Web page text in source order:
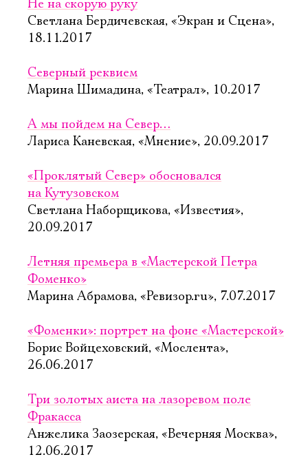
Не на скорую руку
Светлана Бердичевская, «Экран и Сцена»,
18.11.2017
Северный реквием
Марина Шимадина, «Театрал», 10.2017
А мы пойдем на Север…
Лариса Каневская, «Мнение», 20.09.2017
«Проклятый Север» обосновался
на Кутузовском
Светлана Наборщикова, «Известия»,
20.09.2017
Летняя премьера в «Мастерской Петра
Фоменко»
Марина Абрамова, «Ревизор.ru», 7.07.2017
«Фоменки»: портрет на фоне «Мастерской»
Борис Войцеховский, «Мослента»,
26.06.2017
Три золотых аиста на лазоревом поле
Фракасса
Анжелика Заозерская, «Вечерняя Москва»,
12.06.2017